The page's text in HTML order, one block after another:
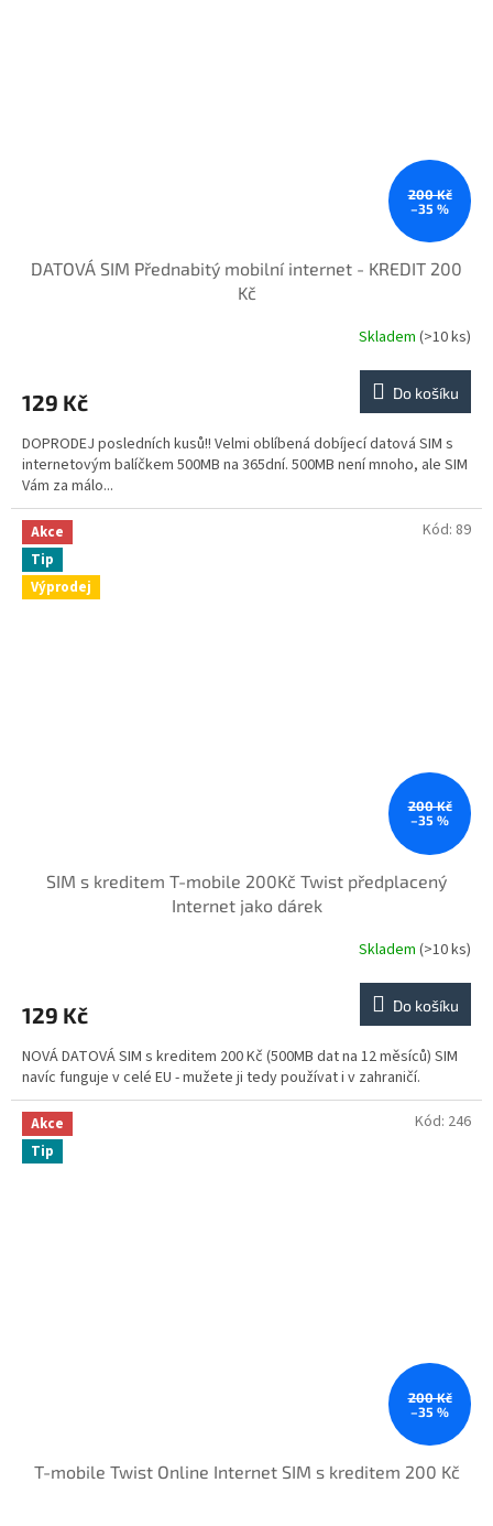
200 Kč
–35 %
DATOVÁ SIM Přednabitý mobilní internet - KREDIT 200
Kč
Skladem (>10 ks)
129 Kč Do košíku
DOPRODEJ posledních kusů!! Velmi oblíbená dobíjecí datová SIM s
internetovým balíčkem 500MB na 365dní. 500MB není mnoho, ale SIM
Vám za málo...
Akce
Tip
Výprodej
200 Kč
–35 %
SIM s kreditem T-mobile 200Kč Twist předplacený
Internet jako dárek
Skladem (>10 ks)
129 Kč Do košíku
NOVÁ DATOVÁ SIM s kreditem 200 Kč (500MB dat na 12 měsíců) SIM
navíc funguje v celé EU - mužete ji tedy používat i v zahraničí.
Kód: 89
Akce
Tip
200 Kč
–35 %
T-mobile Twist Online Internet SIM s kreditem 200 Kč
Kód: 246